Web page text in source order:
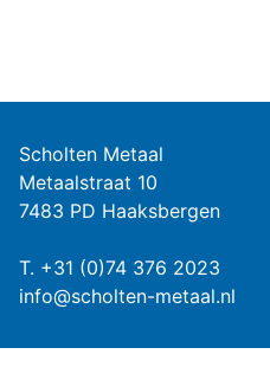
Scholten Metaal
Metaalstraat 10
7483 PD Haaksbergen
T. +31 (0)74 376 2023
info@scholten-metaal.nl